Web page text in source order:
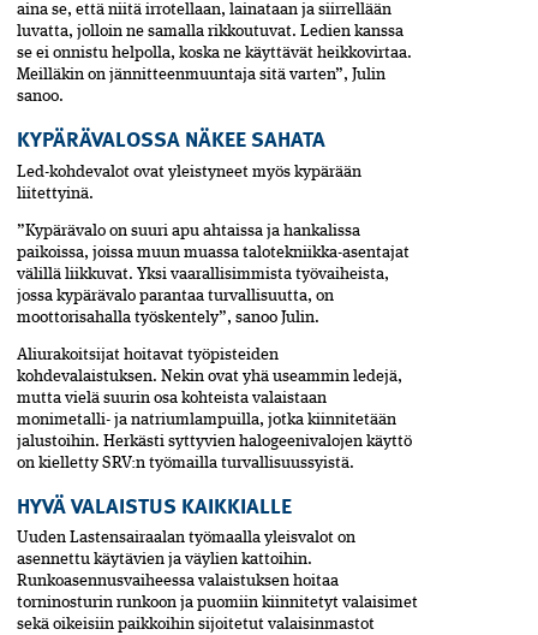
aina se, että niitä irrotellaan, lainataan ja siirrellään
luvatta, jolloin ne samalla rikkoutuvat. Ledien kanssa
se ei onnistu helpolla, koska ne käyttävät heikkovirtaa.
Meilläkin on jännitteenmuuntaja sitä varten”, Julin
sanoo.
KYPÄRÄVALOSSA NÄKEE SAHATA
Led-kohdevalot ovat yleistyneet myös kypärään
liitettyinä.
”Kypärävalo on suuri apu ahtaissa ja hankalissa
paikoissa, joissa muun muassa talotekniikka-asentajat
välillä liikkuvat. Yksi vaarallisimmista työvaiheista,
jossa kypärävalo parantaa turvallisuutta, on
moottorisahalla työskentely”, sanoo Julin.
Aliurakoitsijat hoitavat työpisteiden
kohdevalaistuksen. Nekin ovat yhä useammin ledejä,
mutta vielä suurin osa kohteista valaistaan
monimetalli- ja natriumlampuilla, jotka kiinnitetään
jalustoihin. Herkästi syttyvien halogeenivalojen käyttö
on kielletty SRV:n työmailla turvallisuussyistä.
HYVÄ VALAISTUS KAIKKIALLE
Uuden Lastensairaalan työmaalla yleisvalot on
asennettu käytävien ja väylien kattoihin.
Runkoasennusvaiheessa valaistuksen hoitaa
torninosturin runkoon ja puomiin kiinnitetyt valaisimet
sekä oikeisiin paikkoihin sijoitetut valaisinmastot